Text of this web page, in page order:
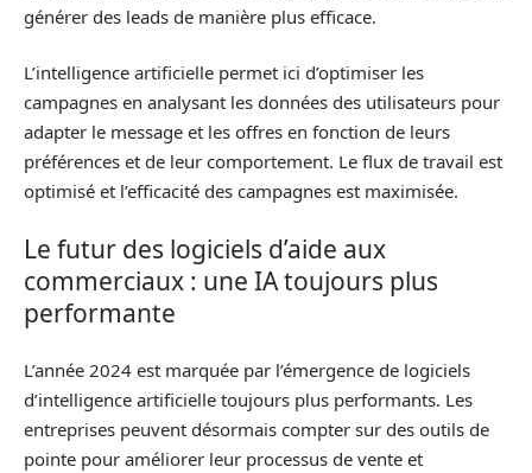
générer des leads de manière plus efficace.
L’intelligence artificielle permet ici d’optimiser les
campagnes en analysant les données des utilisateurs pour
adapter le message et les offres en fonction de leurs
préférences et de leur comportement. Le flux de travail est
optimisé et l’efficacité des campagnes est maximisée.
Le futur des logiciels d’aide aux
commerciaux : une IA toujours plus
performante
L’année 2024 est marquée par l’émergence de logiciels
d’intelligence artificielle toujours plus performants. Les
entreprises peuvent désormais compter sur des outils de
pointe pour améliorer leur processus de vente et